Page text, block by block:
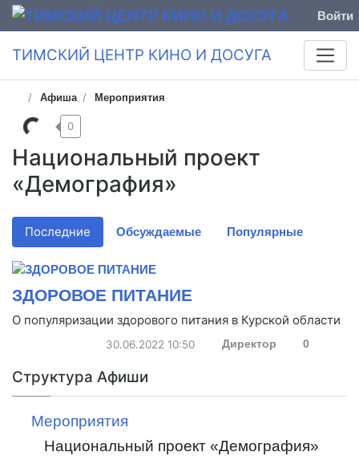
Войти
ТИМСКИЙ ЦЕНТР КИНО И ДОСУГА
Афиша Мероприятия
Национальный проект
«Демография»
0
Последние Обсуждаемые Популярные
ЗДОРОВОЕ ПИТАНИЕ
О популяризации здорового питания в Курской области
30.06.2022 10:50 Директор 0
Структура Афиши
Мероприятия
Национальный проект «Демография»